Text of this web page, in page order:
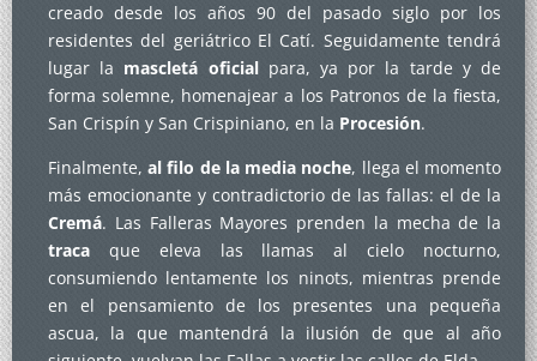
creado desde los años 90 del pasado siglo por los
residentes del geriátrico El Catí. Seguidamente tendrá
lugar la mascletá oficialpara, ya por la tarde y de
forma solemne, homenajear a los Patronos de la fiesta,
San Crispín y San Crispiniano, en la Procesión.
Finalmente,al filo de la media noche, llega el momento
más emocionante y contradictorio de las fallas: el de la
Cremá. Las Falleras Mayores prenden la mecha de la
traca que eleva las llamas al cielo nocturno,
consumiendo lentamente los ninots, mientras prende
en el pensamiento de los presentes una pequeña
ascua, la que mantendrá la ilusión de que al año